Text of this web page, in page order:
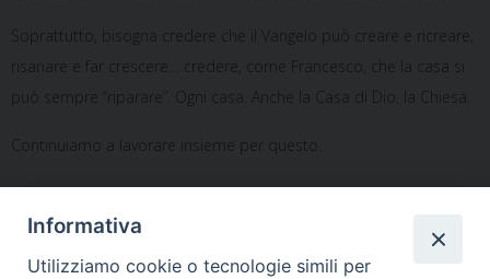
Soprattutto, bisogna credere che il Vangelo può creare e ricreare,
risanare e far crescere… credere, come Francesco, che la casa si
può sempre “riparare”. Ogni casa. Anche la Casa di Dio, la Chiesa.
Continuiamo a lavorare insieme per questo.
Santo Marcianò
Informativa
Utilizziamo cookie o tecnologie simili per